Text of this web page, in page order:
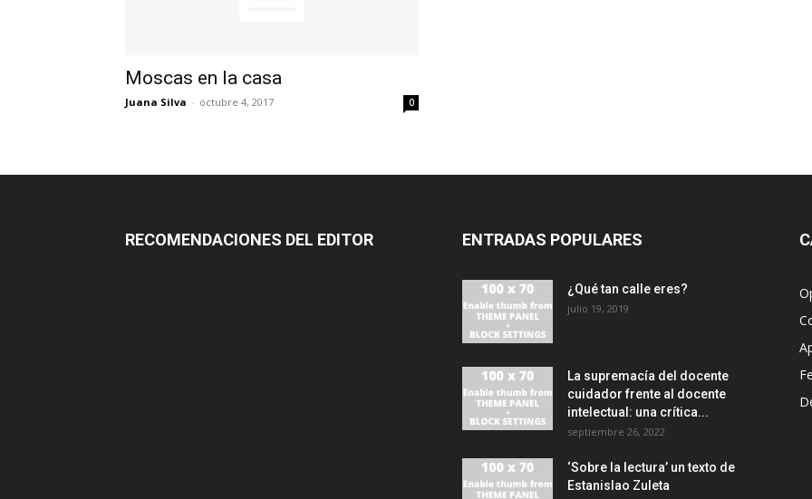
Moscas en la casa
Juana Silva - octubre 4, 2017 0
RECOMENDACIONES DEL EDITOR ENTRADAS POPULARES
¿Qué tan calle eres?
julio 19, 2019
La supremacía del docente
cuidador frente al docente
intelectual: una crítica...
septiembre 26, 2022
‘Sobre la lectura’ un texto de
Estanislao Zuleta